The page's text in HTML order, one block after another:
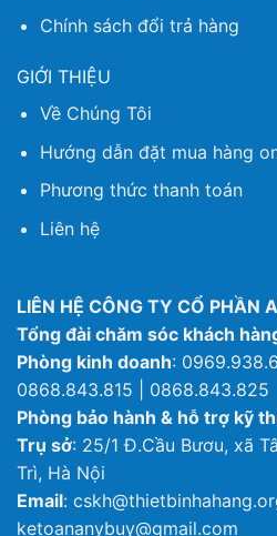
Chính sách đổi trả hàng
GIỚI THIỆU
Về Chúng Tôi
Hướng dẫn đặt mua hàng
Phương thức thanh toán
Liên hệ
LIÊN HỆ CÔNG TY CỔ PHẦN
Tổng đài chăm sóc khách
Phòng kinh doanh:
0868.843.815 | 0868.843.825
Phòng bảo hành & hỗ trợ kỹ
Trụ sở: 25/1 Đ.Cầu Bươu, xã
Trì, Hà Nội
Email:
ketoananybuy@gmail.com